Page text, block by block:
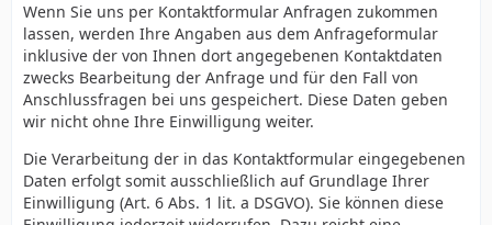
Wenn Sie uns per Kontaktformular Anfragen zukommen
lassen, werden Ihre Angaben aus dem Anfrageformular
inklusive der von Ihnen dort angegebenen Kontaktdaten
zwecks Bearbeitung der Anfrage und für den Fall von
Anschlussfragen bei uns gespeichert. Diese Daten geben
wir nicht ohne Ihre Einwilligung weiter.
Die Verarbeitung der in das Kontaktformular eingegebenen
Daten erfolgt somit ausschließlich auf Grundlage Ihrer
Einwilligung (Art. 6 Abs. 1 lit. a DSGVO). Sie können diese